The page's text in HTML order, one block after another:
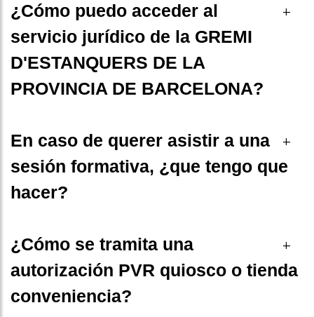
+
¿Cómo puedo acceder al
servicio jurídico de la GREMI
D'ESTANQUERS DE LA
PROVINCIA DE BARCELONA?
+
En caso de querer asistir a una
sesión formativa, ¿que tengo que
hacer?
+
¿Cómo se tramita una
autorización PVR quiosco o tienda
conveniencia?